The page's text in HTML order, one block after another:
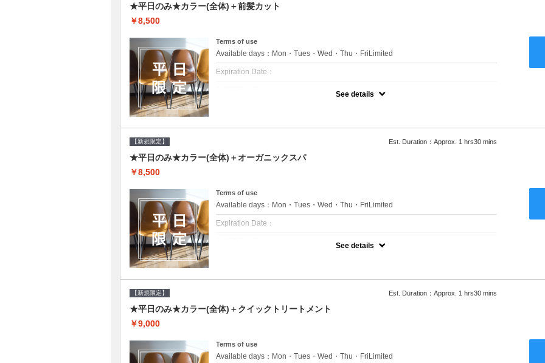
★平日のみ★カラー(全体)＋前髪カット
￥8,500
Terms of use
Available days：Mon・Tues・Wed・Thu・FriLimited
Expiration Date：
新規限定の平日のみのクーポンです★
をご提案させて頂きます●選べるシャンプー付き●次回以降は早期割引で10～20%off
See details
【新規限定】 Est. Duration：Approx. 1 hrs30 mins
★平日のみ★カラー(全体)＋オーガニックスパ
￥8,500
Terms of use
Available days：Mon・Tues・Wed・Thu・FriLimited
Expiration Date：
新規限定の平日のみのクーポンです★
をご提案させて頂きます●選べるシャンプー付き●次回以降は早期割引で10～20%off
See details
【新規限定】 Est. Duration：Approx. 1 hrs30 mins
★平日のみ★カラー(全体)＋クイックトリートメント
￥9,000
Terms of use
Available days：Mon・Tues・Wed・Thu・FriLimited